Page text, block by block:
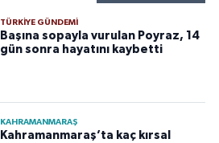
TÜRKIYE GÜNDEMI
Başına sopayla vurulan Poyraz, 14
gün sonra hayatını kaybetti
KAHRAMANMARAŞ
Kahramanmaraş’ta kaç kırsal